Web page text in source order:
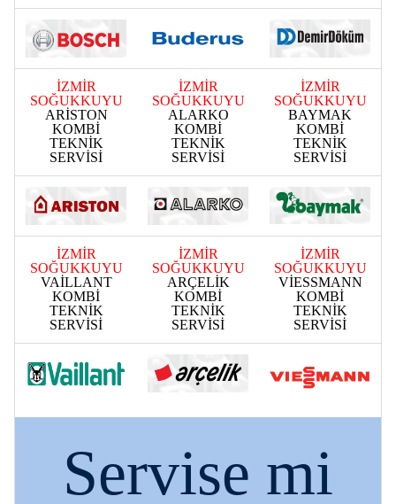
İZMİR
SOĞUKKUYU
ARİSTON
KOMBİ
TEKNİK
SERVİSİ
İZMİR
SOĞUKKUYU
ALARKO
KOMBİ
TEKNİK
SERVİSİ
İZMİR
SOĞUKKUYU
BAYMAK
KOMBİ
TEKNİK
SERVİSİ
İZMİR
SOĞUKKUYU
VAİLLANT
KOMBİ
TEKNİK
SERVİSİ
İZMİR
SOĞUKKUYU
ARÇELİK
KOMBİ
TEKNİK
SERVİSİ
İZMİR
SOĞUKKUYU
VİESSMANN
KOMBİ
TEKNİK
SERVİSİ
Servise mi